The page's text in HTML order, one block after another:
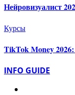
Нейровизуалист
Курсы
TikTok Money
INFO GUIDE